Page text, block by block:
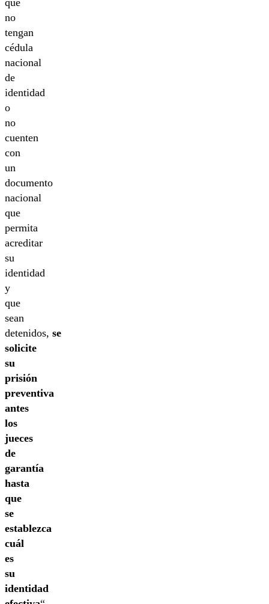
que
no
tengan
cédula
nacional
de
identidad
o
no
cuenten
con
un
documento
nacional
que
permita
acreditar
su
identidad
y
que
sean
detenidos, se
solicite
su
prisión
preventiva
antes
los
jueces
de
garantía
hasta
que
se
establezca
cuál
es
su
identidad